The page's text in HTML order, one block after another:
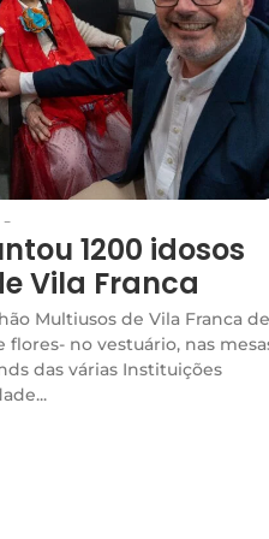
-
1200 idosos
Vila Franca
Multiusos de Vila Franca de
flores- no vestuário, nas
das várias Instituições